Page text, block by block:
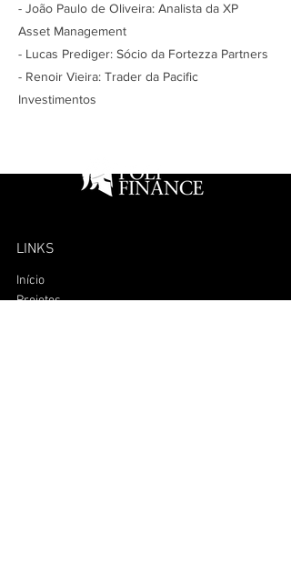
- João Paulo de Oliveira: Analista da XP
Asset Management
- Lucas Prediger: Sócio da Fortezza Partners
- Renoir Vieira: Trader da Pacific
Investimentos
LINKS
Início
Projetos